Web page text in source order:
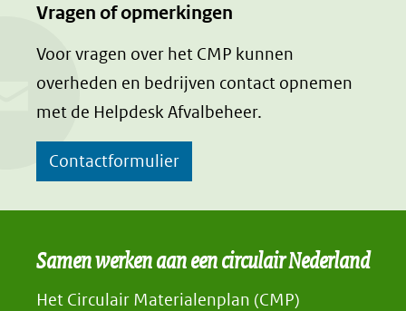
Vragen of opmerkingen
Voor vragen over het CMP kunnen
overheden en bedrijven contact opnemen
met de Helpdesk Afvalbeheer.
Contactformulier
Samen werken aan een circulair Nederland
Het Circulair Materialenplan (CMP)